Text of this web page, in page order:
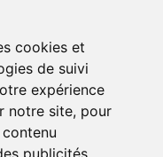
cookies et
de suivi
expérience
notre site, pour
publicités